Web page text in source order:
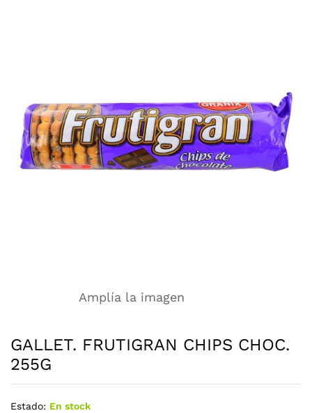
Amplía la imagen
GALLET. FRUTIGRAN CHIPS CHOC.
255G
Estado: En stock